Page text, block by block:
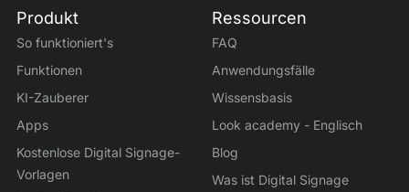
Produkt
So funktioniert's
Funktionen
KI-Zauberer
Apps
Kostenlose Digital Signage-
Vorlagen
Ressourcen
FAQ
Anwendungsfälle
Wissensbasis
Look academy - Englisch
Blog
Was ist Digital Signage